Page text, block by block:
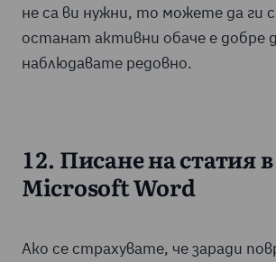
не са ви нужни, то можете да ги
останат активни обаче е добре
наблюдавате редовно.
12. Писане на статия в
Microsoft Word
Ако се страхувате, че заради